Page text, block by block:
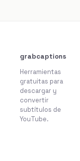
grabcaptions
Herramientas
gratuitas para
descargar y
convertir
subtítulos de
YouTube.